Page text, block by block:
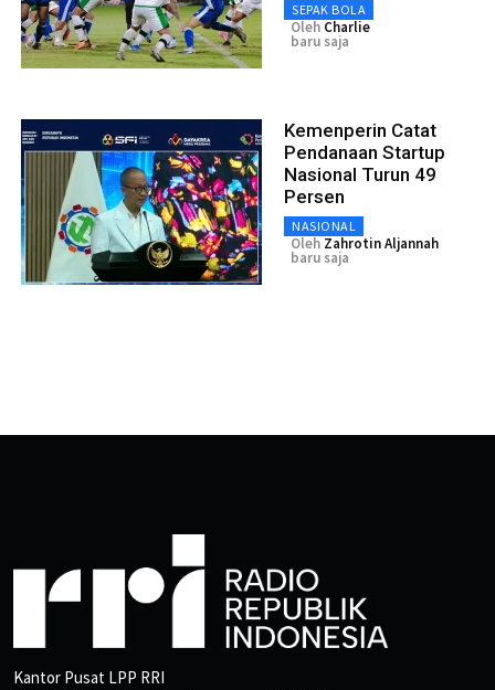
SEPAK BOLA
Oleh Charlie
baru saja
Kemenperin Catat
Pendanaan Startup
Nasional Turun 49
Persen
NASIONAL
Oleh Zahrotin Aljannah
baru saja
Kantor Pusat LPP RRI